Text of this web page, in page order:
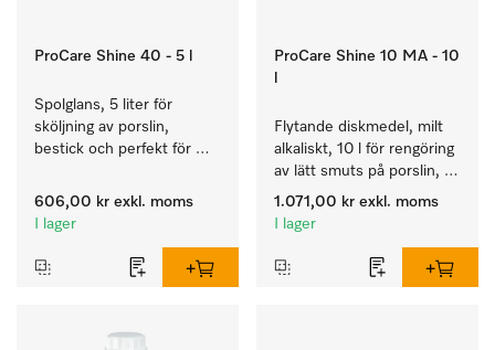
ProCare Shine 40 - 5 l
Spolglans, 5 liter för
sköljning av porslin,
bestick och perfekt för
606,00 kr exkl. moms
I lager
ProCare Shine 10 MA - 10
Flytande diskmedel, milt
alkaliskt, 10 l för rengöring
av lätt smuts på porslin,
bestick och glas.
1.071,00 kr exkl. moms
I lager